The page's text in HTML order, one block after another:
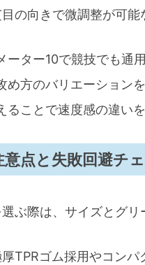
の向きで微調整が可
ーター10で競技でも通
め方のバリエーション
ることで速度感の違い
点と失敗回避チ
ぶ際は、サイズとグ
TPRゴム採用やコン